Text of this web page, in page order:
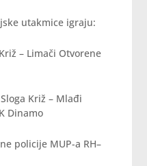
utakmice igraju:
– Limači Otvorene
Križ – Mlađi
Dinamo
policije MUP-a RH–